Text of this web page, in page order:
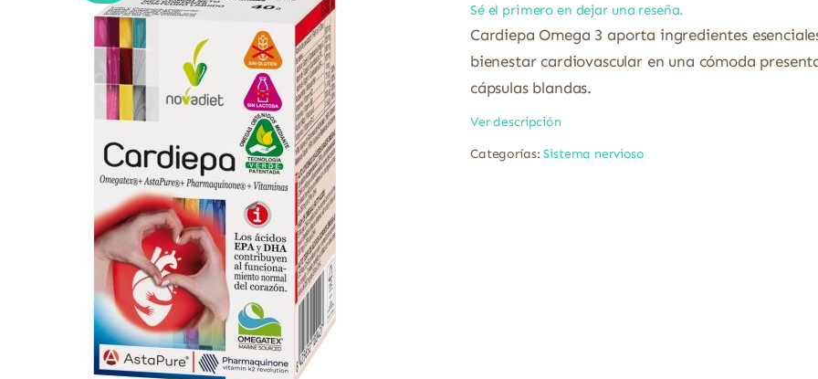
Sé el primero en dejar una reseña.
Cardiepa Omega 3 aporta ingredientes
bienestar cardiovascular en una cómoda
cápsulas blandas.
Ver descripción
Categorías:Sistema nervioso